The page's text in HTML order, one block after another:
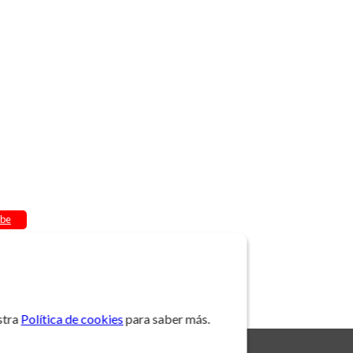
Política de cookiespara saber más.